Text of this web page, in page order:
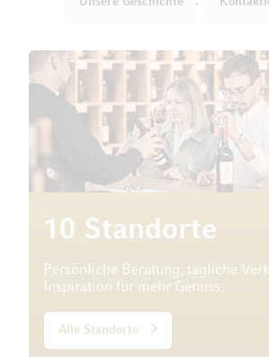
10 Standorte
Persönliche Beratung, tägliche
Inspiration für mehr Genuss.
Alle Standorte